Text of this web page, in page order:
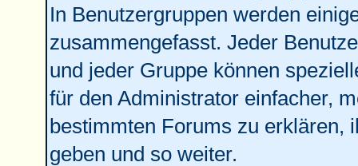
In Benutzergruppen werden
zusammengefasst. Jeder
und jeder Gruppe können
für den Administrator einfacher,
bestimmten Forums zu erklären,
geben und so weiter.